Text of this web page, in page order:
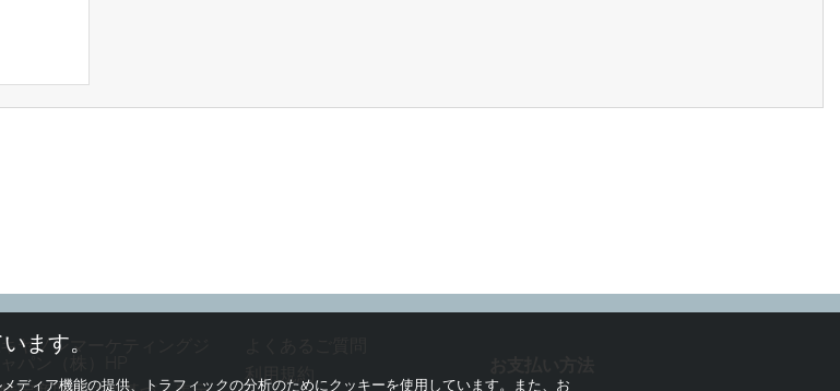
キヤノンマーケティングジ
利用規約
ます。
ディア機能の提供、トラフィックの分析のためにクッキーを使用しています。また、お